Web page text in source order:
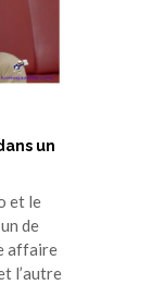
un
et le
de
affaire
l’autre